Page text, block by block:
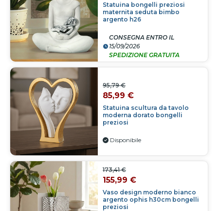
Statuina bongelli preziosi
maternita seduta bimbo
argento h26
CONSEGNA ENTRO IL
15/09/2026
SPEDIZIONE GRATUITA
Statuina scultura da tavolo
moderna dorato bongelli
preziosi
95,79 €
85,99 €
Disponibile
Vaso design moderno bianco
argento ophis h30cm bongelli
preziosi
173,41 €
155,99 €